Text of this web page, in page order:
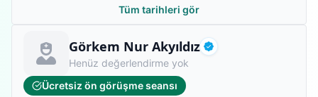
Tüm tarihleri gör
Görkem Nur Akyıldız Doğrulanmış
Fizyoterapist
Henüz değerlendirme yok
Ücretsiz ön görüşme seansı